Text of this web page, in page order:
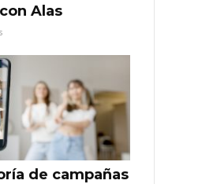
Alas
de campañas